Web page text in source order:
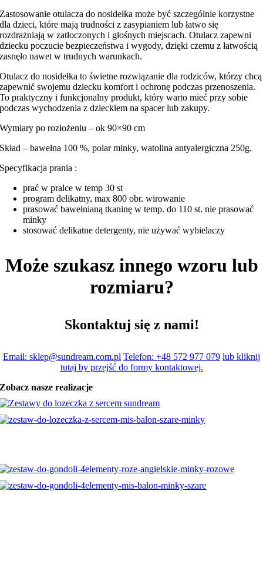
Zastosowanie otulacza do nosidełka może być szczególnie korzystne
dla dzieci, które mają trudności z zasypianiem lub łatwo się
rozdrażniają w zatłoczonych i głośnych miejscach. Otulacz zapewni
dziecku poczucie bezpieczeństwa i wygody, dzięki czemu z łatwością
zasnęło nawet w trudnych warunkach.
Otulacz do nosidełka to świetne rozwiązanie dla rodziców, którzy chcą
zapewnić swojemu dziecku komfort i ochronę podczas przenoszenia.
To praktyczny i funkcjonalny produkt, który warto mieć przy sobie
podczas wychodzenia z dzieckiem na spacer lub zakupy.
Wymiary po rozłożeniu – ok 90×90 cm
Skład – bawełna 100 %, polar minky, watolina antyalergiczna 250g.
Specyfikacja prania :
prać w pralce w temp 30 st
program delikatny, max 800 obr. wirowanie
prasować bawełnianą tkaninę w temp. do 110 st. nie prasować
minky
stosować delikatne detergenty, nie używać wybielaczy
Może szukasz innego wzoru lub
rozmiaru?
Skontaktuj się z nami!
Email: sklep@sundream.com.pl Telefon: +48 572 977 079 lub kliknij
tutaj by przejść do formy kontaktowej.
Zobacz nasze realizacje